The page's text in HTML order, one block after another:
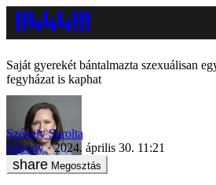
Saját gyerekét bántalmazta szexuálisan
fegyházat is kaphat
Székely Sarolta
bűnügy
2024. április 30. 11:21
Megosztás